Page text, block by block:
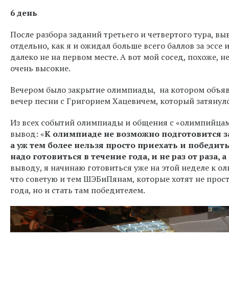
6 день
После разбора заданий третьего и четвертого тура,
отдельно, как я и ожидал больше всего баллов за эссе
далеко не на первом месте. А вот мой сосед, похоже,
очень высокие.
Вечером было закрытие олимпиады, на котором
вечер песни с Григорием Хацевичем, который
Из всех событий олимпиады и общения с
вывод: «К олимпиаде не возможно подготовится
а уж тем более нельзя просто приехать и
надо готовиться в течение года, и не раз от раза,
выводу, я начинаю готовиться уже на этой неделе к
что советую и тем ШЭБиПянам, которые хотят не
года, но и стать там победителем.